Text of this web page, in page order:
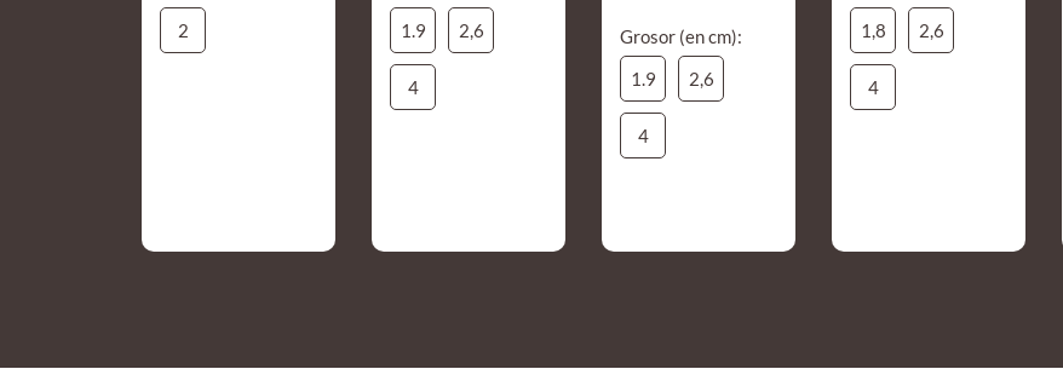
2
1.9
2,6
4
Grosor (en cm):
1.9
2,6
4
1,8
2,6
4